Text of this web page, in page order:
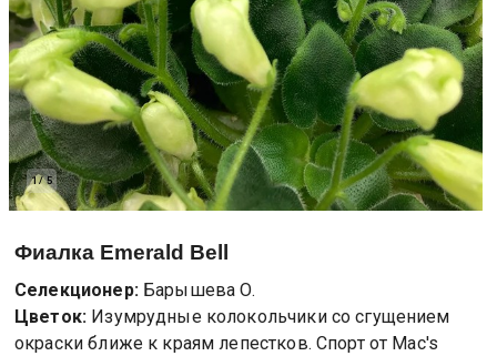
1/5
Фиалка Emerald Bell
Селекционер: Барышева О.
Цветок: Изумрудные колокольчики со сгущением
окраски ближе к краям лепестков. Спорт от Mac's